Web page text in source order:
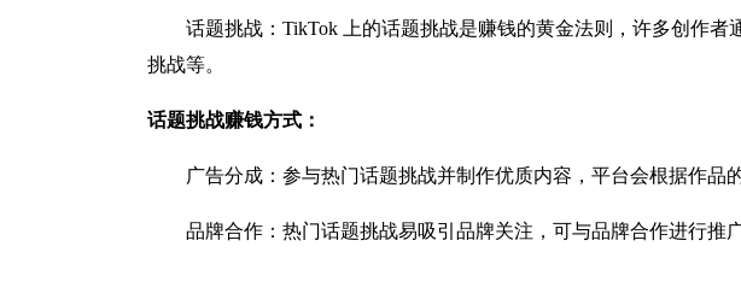
话题挑战：TikTok 上的话题挑战是赚钱的黄金法则，许多创作
挑战等。
话题挑战赚钱方式：
广告分成：参与热门话题挑战并制作优质内容，平台会根据作
品牌合作：热门话题挑战易吸引品牌关注，可与品牌合作进行推